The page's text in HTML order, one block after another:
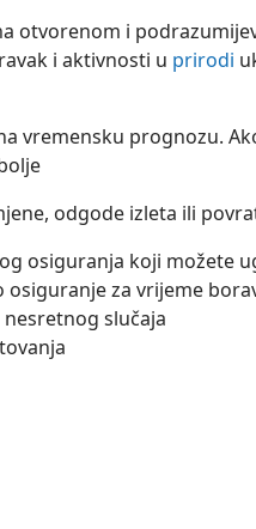
otvorenom i
i aktivnosti u prirodi
vremensku prognozu.
odgode izleta ili
osiguranja koji možete
za vrijeme
slučaja